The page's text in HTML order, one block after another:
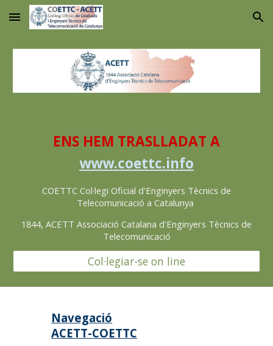
Skip to main content Skip to navigation
ENS HEM TRASLLADAT A
www.coettc.info
COETTC Col·legi Oficial d'Enginyers Tècnics de
Telecomunicació a Catalunya
1844, ACETT Associació Catalana d'Enginyers Tècnics de
Telecomunicació
Col·legiar-se on line
Navegació
ACETT-COETTC